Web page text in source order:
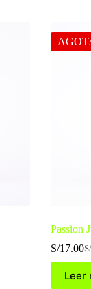
Passion
S/
El
S/17.00El
Leer